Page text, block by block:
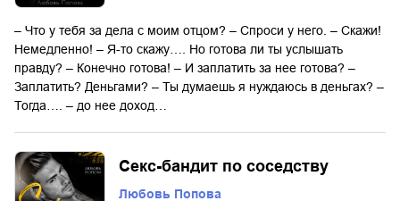
– Что у тебя за дела с моим отцом? – Спроси у него. – Скажи!
Немедленно! – Я-то скажу…. Но готова ли ты услышать
правду? – Конечно готова! – И заплатить за нее готова? –
Заплатить? Деньгами? – Ты думаешь я нуждаюсь в деньгах? –
Тогда…. – до нее доход…
Секс-бандит по соседству
Любовь Попова